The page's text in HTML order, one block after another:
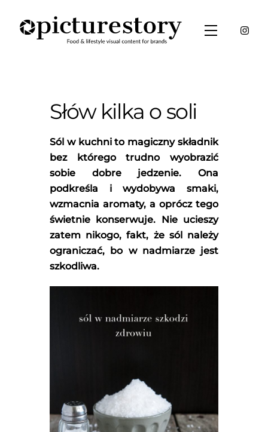
content
Menu
Słów kilka o soli
Sól w kuchni to magiczny składnik
bez którego trudno wyobrazić
sobie dobre jedzenie. Ona
podkreśla i wydobywa smaki,
wzmacnia aromaty, a oprócz tego
świetnie konserwuje. Nie ucieszy
zatem nikogo, fakt, że sól należy
ograniczać, bo w nadmiarze jest
szkodliwa.